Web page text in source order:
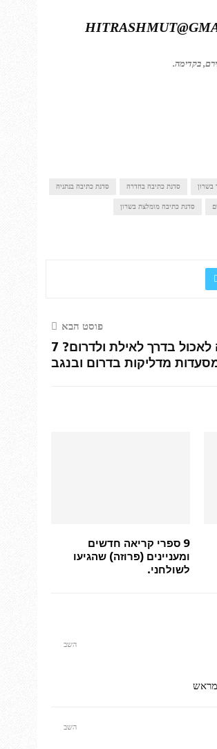
בקדימה.
בשרון סדנת כתיבה בחדרה סדנת כתיבה בנתניה
סדנת כתיבה מומלצת בשרון
פוסט הבא
איפה לאכול בדרך לאילת ולדרום? 7
מדליקות בדרום ובנגב
9 ספרי קריאה חדשים
ומעניינים (פרוזה) שהגיעו
לשולחני.
מראש
השב
השב